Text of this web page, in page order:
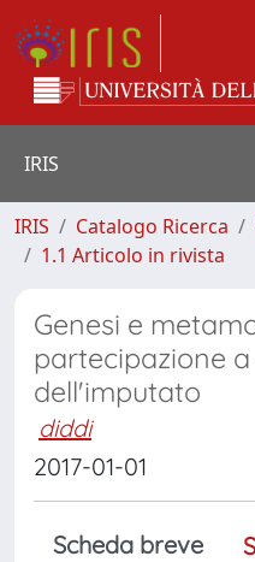
IRIS
IRIS Catalogo Ricerca
1.1 Articolo in rivista
Genesi e
partecipazione
dell'imputato
diddi
2017-01-01
Scheda breve